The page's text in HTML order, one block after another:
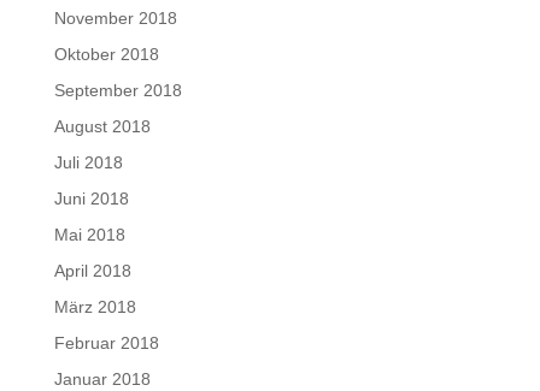
November 2018
Oktober 2018
September 2018
August 2018
Juli 2018
Juni 2018
Mai 2018
April 2018
März 2018
Februar 2018
Januar 2018